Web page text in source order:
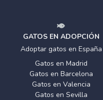
GATOS EN ADOPCIÓN
Adoptar gatos en España
Gatos en Madrid
Gatos en Barcelona
Gatos en Valencia
Gatos en Sevilla